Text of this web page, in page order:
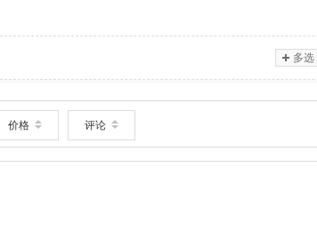
多选
价格 评论